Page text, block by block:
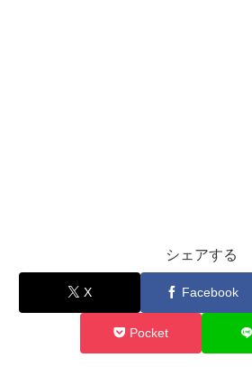
シェアする
X Facebook
Pocket